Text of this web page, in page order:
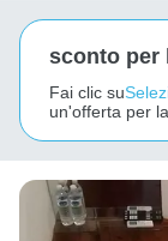
sconto per
Fai clic su
un'offerta per